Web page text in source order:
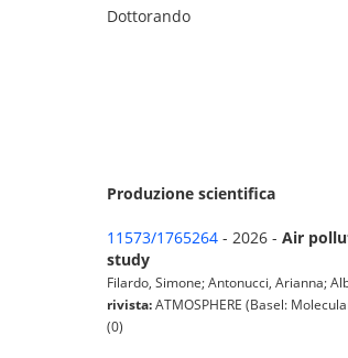
Dottorando
Produzione scientifica
11573/1765264 - 2026 - Air
study
Filardo, Simone; Antonucci, Arianna;
rivista:ATMOSPHERE (Basel:
(0)